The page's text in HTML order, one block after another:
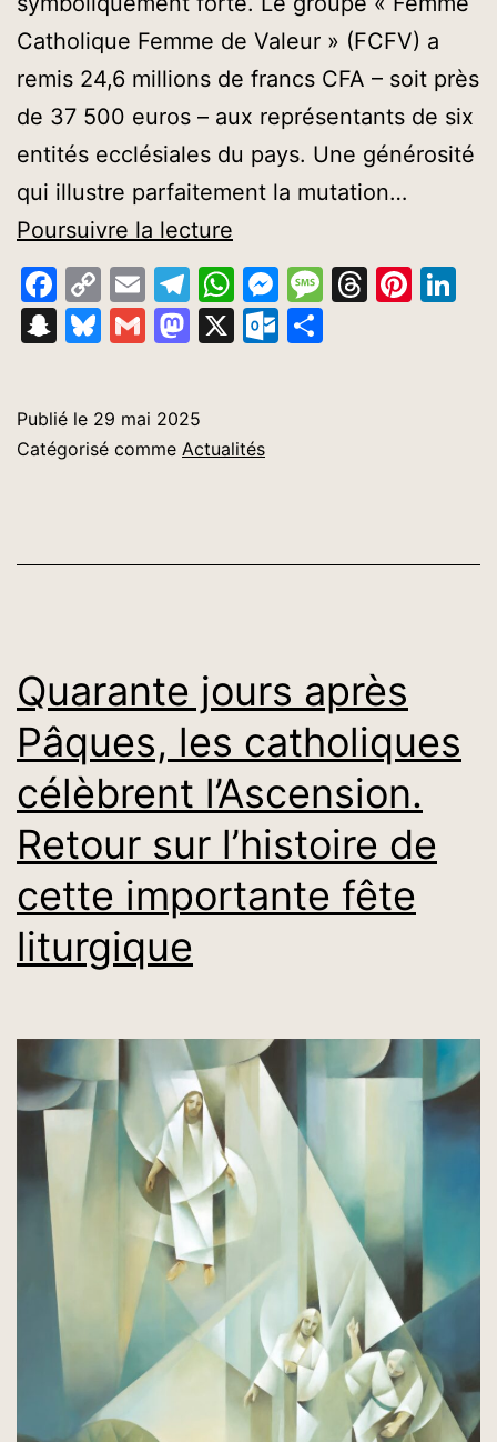
Catholique Femme de Valeur » (FCFV) a
remis 24,6 millions de francs CFA – soit près
de 37 500 euros – aux représentants de six
entités ecclésiales du pays. Une générosité
qui illustre parfaitement la mutation…
Poursuivre la lecture
2025
:
les
Catholiques,
Valeur
24,6
millions
F
CFA
à
six
paroisses
Facebook
Copy
Link
EmailTelegram
WhatsApp
Messenger
Message
Snapchat
Bluesky
GmailMastodon
X Outlook.com
Publié le 29 mai 2025
Catégorisé comme Actualités
Quarante jours après
Pâques, les catholiques
célèbrent l’Ascension.
Retour sur l’histoire de
cette importante fête
liturgique